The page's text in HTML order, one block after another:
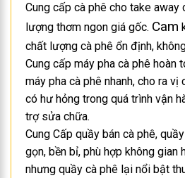
Cung cấp cà phê cho take away
lượng thơm ngon giá gốc. Cam
chất lượng cà phê ổn định,
Cung cấp máy pha cà phê hoàn
máy pha cà phê nhanh, cho ra vị
có hư hỏng trong quá trình vận
trợ sửa chữa.
Cung Cấp quầy bán cà phê,
gọn, bền bỉ, phù hợp không gian
nhưng quầy cà phê lại nổi bật